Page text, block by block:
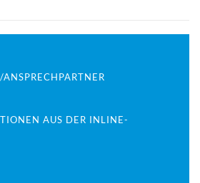
AUS DER INLINE-